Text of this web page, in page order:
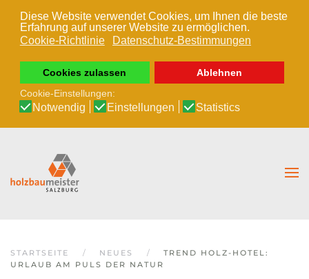
Diese Website verwendet Cookies, um Ihnen die beste
Erfahrung auf unserer Website zu ermöglichen.
Cookie-Richtlinie
Datenschutz-Bestimmungen
Cookies zulassen
Ablehnen
Cookie-Einstellungen:
Notwendig Einstellungen Statistics
Zum Hauptinhalt springen
STARTSEITE NEUES
TREND HOLZ-HOTEL:
URLAUB AM PULS DER NATUR